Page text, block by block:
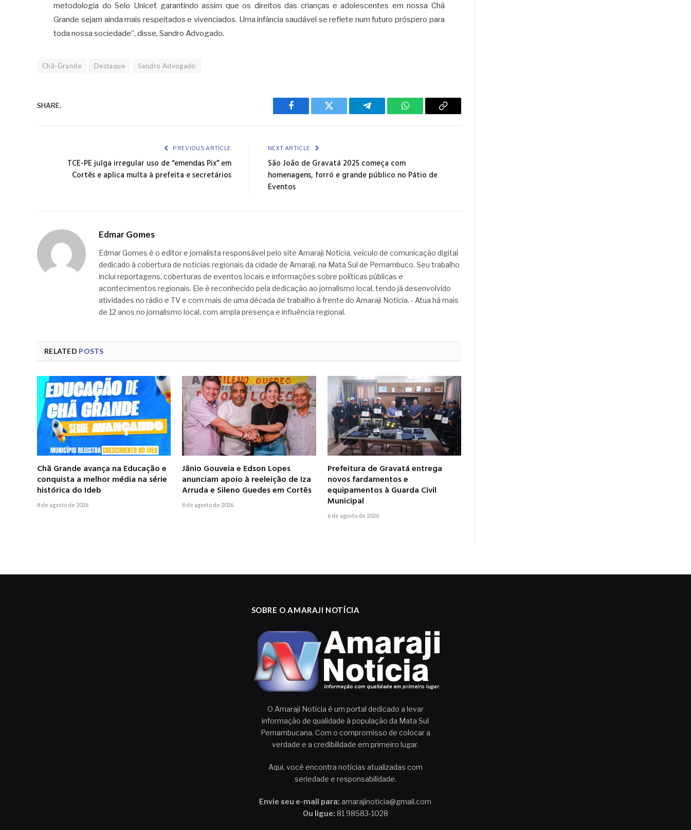
metodologia do Selo Unicef, garantindo assim que os direitos das crianças e adolescentes em nossa Chã
Grande sejam ainda mais respeitados e vivenciados. Uma infância saudável se reflete num futuro próspero para
toda nossa sociedade”, disse, Sandro Advogado.
Chã-Grande Destaque Sandro Advogado
SHARE.
Facebook Twitter Telegram WhatsAppCopy
PREVIOUS ARTICLE
TCE-PE julga irregular uso de “emendas Pix” em
Cortês e aplica multa à prefeita e secretários
NEXT ARTICLE
São João de Gravatá 2025 começa com
homenagens, forró e grande público no Pátio de
Eventos
Edmar Gomes
Edmar Gomes é o editor e jornalista responsável pelo site Amaraji Notícia, veículo de comunicação digital
dedicado à cobertura de notícias regionais da cidade de Amaraji, na Mata Sul de Pernambuco. Seu trabalho
inclui reportagens, coberturas de eventos locais e informações sobre políticas públicas e
acontecimentos regionais. Ele é reconhecido pela dedicação ao jornalismo local, tendo já desenvolvido
atividades no rádio e TV e com mais de uma década de trabalho à frente do Amaraji Notícia. - Atua há mais
de 12 anos no jornalismo local, com ampla presença e influência regional.
RELATED POSTS
Chã Grande avança na Educação e
conquista a melhor média na série
histórica do Ideb
8 de agosto de 2026
Jânio Gouveia e Edson Lopes
anunciam apoio à reeleição de Iza
Arruda e Sileno Guedes em Cortês
8 de agosto de 2026
Prefeitura de Gravatá entrega
novos fardamentos e
equipamentos à Guarda Civil
Municipal
6 de agosto de 2026
SOBRE O AMARAJI NOTÍCIA
O Amaraji Notícia é um portal dedicado a levar
informação de qualidade à população da Mata Sul
Pernambucana. Com o compromisso de colocar a
verdade e a credibilidade em primeiro lugar.
Aqui, você encontra notícias atualizadas com
seriedade e responsabilidade.
Envie seu e-mail para: amarajinoticia@gmail.com
Ou ligue: 81 98583-1028